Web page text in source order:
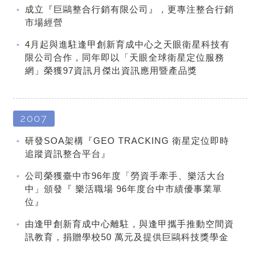
成立『巨鷗整合行銷有限公司』，更專注整合行銷
市場經營
4月起與進駐逢甲創新育成中心之天眼衛星科技有
限公司合作，同年即以「天眼全球衛星定位服務
網」榮獲97資訊月傑出資訊應用暨產品獎
2007
研發SOA架構『GEO TRACKING 衛星定位即時
追蹤資訊整合平台』
公司榮獲臺中市96年度「勞資手牽手、樂活大台
中」頒發『 樂活職場 96年度台中市績優事業單
位』
由逢甲創新育成中心離駐，與逢甲攜手推動空間資
訊教育，捐贈學校50 萬元及提供巨鷗科技獎學金